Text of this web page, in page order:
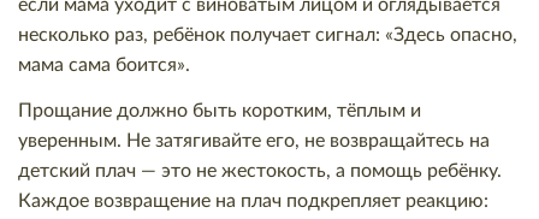
если мама уходит с виноватым лицом и оглядывается
несколько раз, ребёнок получает сигнал: «Здесь опасно,
мама сама боится».
Прощание должно быть коротким, тёплым и
уверенным. Не затягивайте его, не возвращайтесь на
детский плач — это не жестокость, а помощь ребёнку.
Каждое возвращение на плач подкрепляет реакцию: